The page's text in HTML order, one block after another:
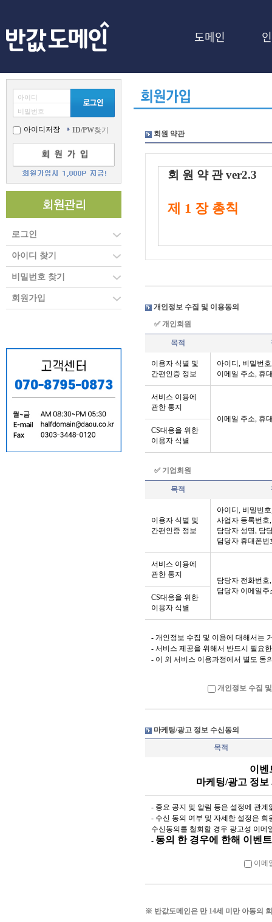
도메인
아이디
비밀번호
아이디저장 ID/PW찾기
로그인
아이디 찾기
비밀번호 찾기
회원가입
회원 약관
회 원 약 관 ver2.3
제 1 장 총칙
제 1 조 [목적]
인 등록 서비스인
사와 이용자의 권리
로 합니다.
제 2 조 [용어의 정
이 약관에서 사용하
1. 반값도메인 : 회
메인 등록대행 서비
2. 이용자 : 회사와
도의 기준과 절차에
4. 이용계약 : 서비
5. 이용정지 : 회사
보류하는 것
6. 해지 : 회사와 이
7. 아이디(ID) : 이용
가 인정한 문자와
8. 비밀번호 : 이용
보호하기 위해 이용
9. 휴면아이디 : 12
아이디
10. '포인트'는 반값
조정, 회수 할 수
제 3 조 [약관의 게
1. 회사는 이 약관
게시합니다.
법률(이하 "정보통
않는 범위에서 이
관과 함께 제1항의
자 전까지 공지합니
로그인시 동의창 등
개인정보 수집 및 이용동의
✅ 개인회원
목적
이용자 식별 및
간편인증 정보
아이디, 비밀번
이메일 주소, 휴
서비스 이용에
관한 통지
이메일 주소, 휴
CS대응을 위한
이용자 식별
✅ 기업회원
목적
이용자 식별 및
간편인증 정보
아이디, 비밀번
사업자 등록번호
담당자 성명, 담
담당자 휴대폰
서비스 이용에
관한 통지
담당자 전화번
담당자 이메일주
CS대응을 위한
이용자 식별
- 개인정보 수집 및 이용에 대해서는
- 서비스 제공을 위해서 반드시 필요
- 이 외 서비스 이용과정에서 별도 동
개인정보 수집
마케팅/광고 정보 수신동의
목적
이벤
마케팅/광고 정보
- 중요 공지 및 알림 등은 설정에 관계
- 수신 동의 여부 및 자세한 설정은
수신동의를 철회할 경우 광고성 이메
- 동의 한 경우에 한해 이벤
이메
※ 반값도메인은 만 14세 미만 아동의